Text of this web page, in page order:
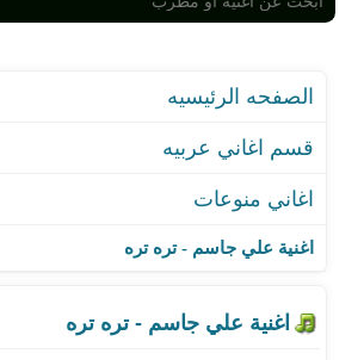
اغنية علي جاسم - تره تره
اغنية علي جاسم - تره تره
اغنية أمين المهني ـ حسيت بلي
اغنية يارا - ليالي زمان